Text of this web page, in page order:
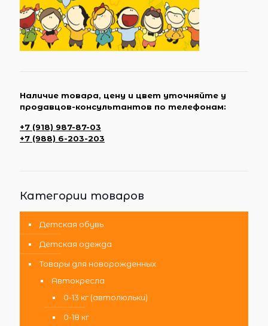
Наличие товара, цену и цвет уточняйте у
продавцов-консультантов по телефонам:
+7 (918) 987-87-03
+7 (988) 6-203-203
Категории товаров
Детская обувь
Детская одежда
Товары для новорожденных
Автокресла
0-13 кг (автолюльки)
0-18 кг